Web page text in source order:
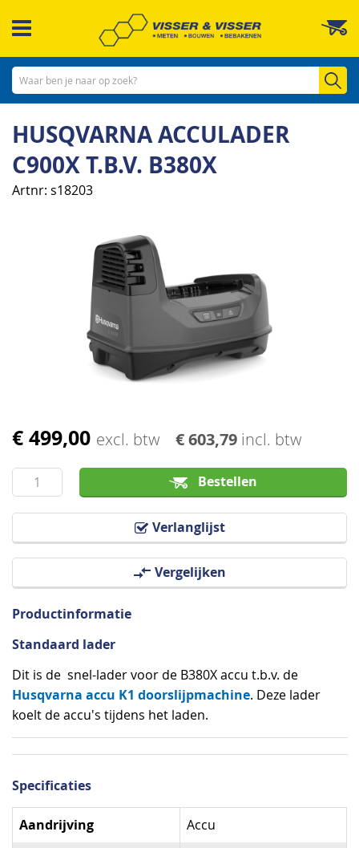
naar
inhoud
HUSQVARNA ACCULADER
C900X T.B.V. B380X
Artnr s18203
€ 499,00 excl. btw € 603,79 incl. btw
Bestellen
Verlanglijst
Vergelijken
afbeeldingen-
Ga
het
begin
van
Productinformatie
Standaard lader
Dit is de snel-lader voor de B380X accu t.b.v. de
Husqvarna accu K1 doorslijpmachine. Deze lader
koelt de accu's tijdens het laden.
Specificaties
Specificaties
Aandrijving Accu